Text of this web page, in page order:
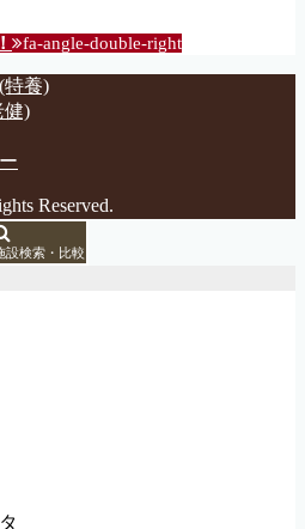
fa-angle-double-right
特養)
健)
Reserved.
設検索・比較